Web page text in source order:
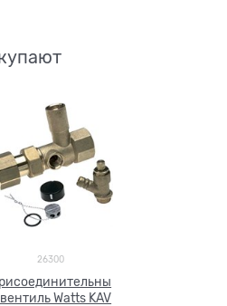
26300
Watts KAV